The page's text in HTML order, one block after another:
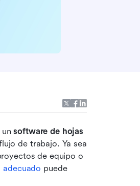
un software de hojas
de trabajo. Ya sea
de equipo o
adecuado puede